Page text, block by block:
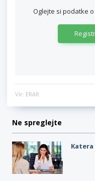
Oglejte si podatke
Vir: ERAR
Ne spreglejte